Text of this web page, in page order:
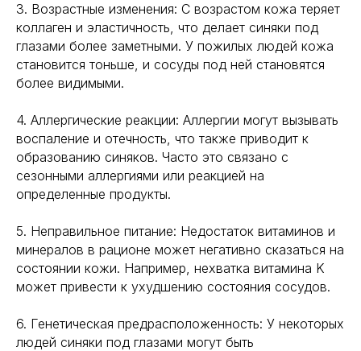
3. Возрастные изменения: С возрастом кожа теряет
коллаген и эластичность, что делает синяки под
глазами более заметными. У пожилых людей кожа
становится тоньше, и сосуды под ней становятся
более видимыми.
4. Аллергические реакции: Аллергии могут вызывать
воспаление и отечность, что также приводит к
образованию синяков. Часто это связано с
сезонными аллергиями или реакцией на
определенные продукты.
5. Неправильное питание: Недостаток витаминов и
минералов в рационе может негативно сказаться на
состоянии кожи. Например, нехватка витамина K
может привести к ухудшению состояния сосудов.
6. Генетическая предрасположенность: У некоторых
людей синяки под глазами могут быть